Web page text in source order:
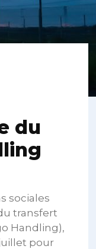
du
sociales
transfert
Handling),
pour